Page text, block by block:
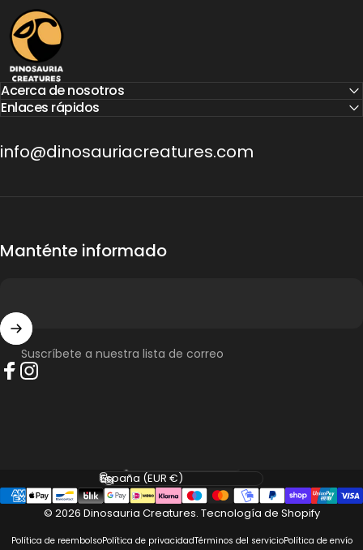
Dinosauria Creatures
Acerca de nosotros
Enlaces rápidos
info@dinosauriacreatures.com
Manténte informado
Suscríbete a nuestra lista de correo
© 2026 Dinosauria Creatures. Tecnología de Shopify
Política de reembolsoPolítica de privacidadTérminos del servicioPolítica de envío
Idioma
País/región